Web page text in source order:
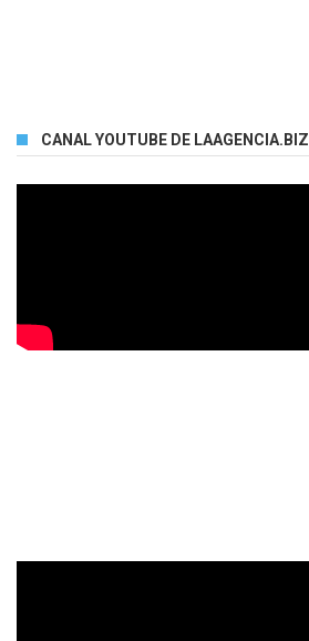
CANAL YOUTUBE DE LAAGENCIA.BIZ